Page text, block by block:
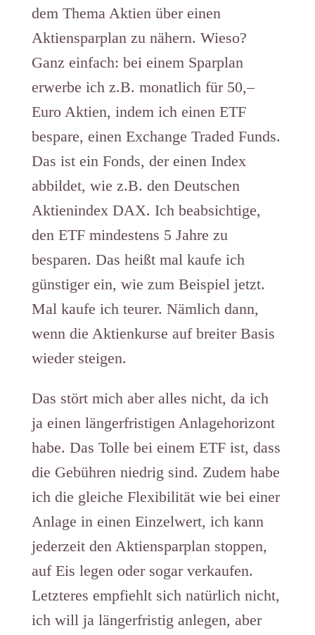
dem Thema Aktien über einen
Aktiensparplan zu nähern. Wieso?
Ganz einfach: bei einem Sparplan
erwerbe ich z.B. monatlich für 50,–
Euro Aktien, indem ich einen ETF
bespare, einen Exchange Traded Funds.
Das ist ein Fonds, der einen Index
abbildet, wie z.B. den Deutschen
Aktienindex DAX. Ich beabsichtige,
den ETF mindestens 5 Jahre zu
besparen. Das heißt mal kaufe ich
günstiger ein, wie zum Beispiel jetzt.
Mal kaufe ich teurer. Nämlich dann,
wenn die Aktienkurse auf breiter Basis
wieder steigen.
Das stört mich aber alles nicht, da ich
ja einen längerfristigen Anlagehorizont
habe. Das Tolle bei einem ETF ist, dass
die Gebühren niedrig sind. Zudem habe
ich die gleiche Flexibilität wie bei einer
Anlage in einen Einzelwert, ich kann
jederzeit den Aktiensparplan stoppen,
auf Eis legen oder sogar verkaufen.
Letzteres empfiehlt sich natürlich nicht,
ich will ja längerfristig anlegen, aber